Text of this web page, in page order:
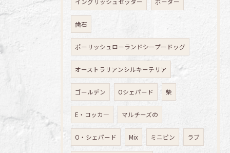
歯石
ポーリッシュローランドシープードッグ
オーストラリアンシルキーテリア
ゴールデン Oシェパード 柴
E・コッカ― マルチーズの
O・シェパード Mix ミニピン ラブ